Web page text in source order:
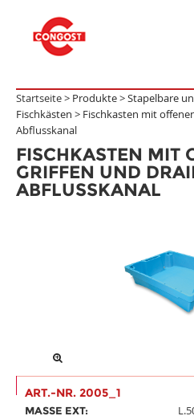
Startseite > Produkte>Stapelbare
Fischkästen > Fischkasten mit
Abflusskanal
FISCHKASTEN MIT
GRIFFEN UND
ABFLUSSKANAL
ART.-NR. 2005_1
MASSE EXT: